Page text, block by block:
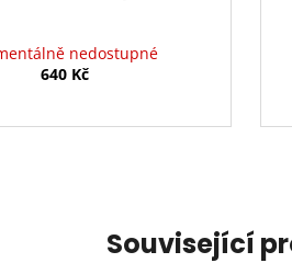
nedostupné
640 Kč
Související